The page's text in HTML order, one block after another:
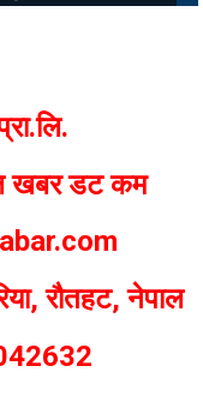
खबर डट कम
रौतहट, नेपाल